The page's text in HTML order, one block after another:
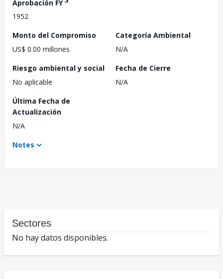
Aprobación FY
1952
Monto del Compromiso
US$ 0.00 millones
Categoría Ambiental
N/A
Riesgo ambiental y social
No aplicable
Fecha de Cierre
N/A
Última Fecha de
Actualización
N/A
Notes
Sectores
No hay datos disponibles.